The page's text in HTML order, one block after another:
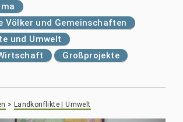
Völker und Gemeinschaften
und Umwelt
Großprojekte
> Landkonflikte | Umwelt